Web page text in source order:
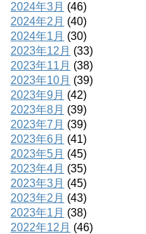
2024年3月 (46)
2024年2月 (40)
2024年1月 (30)
2023年12月 (33)
2023年11月 (38)
2023年10月 (39)
2023年9月 (42)
2023年8月 (39)
2023年7月 (39)
2023年6月 (41)
2023年5月 (45)
2023年4月 (35)
2023年3月 (45)
2023年2月 (43)
2023年1月 (38)
2022年12月 (46)